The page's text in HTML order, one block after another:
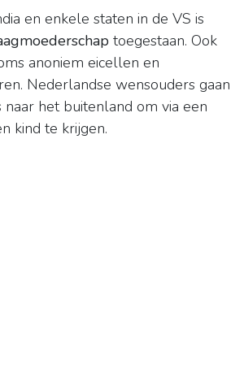
en enkele staten in de VS is
toegestaan. Ook
anoniem eicellen en
Nederlandse wensouders gaan
het buitenland om via een
kind te krijgen.